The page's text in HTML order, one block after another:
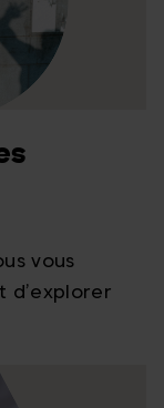
vous
d’explorer